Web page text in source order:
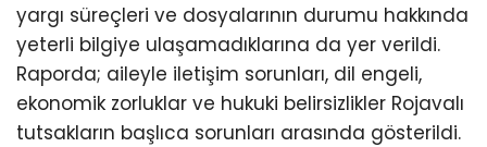
yargı süreçleri ve dosyalarının durumu hakkında
yeterli bilgiye ulaşamadıklarına da yer verildi.
Raporda; aileyle iletişim sorunları, dil engeli,
ekonomik zorluklar ve hukuki belirsizlikler Rojavalı
tutsakların başlıca sorunları arasında gösterildi.